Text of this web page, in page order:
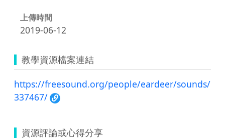
上傳時間
2019-06-12
教學資源檔案連結
https://freesound.org/people/eardeer/sounds/
337467/
資源評論或心得分享